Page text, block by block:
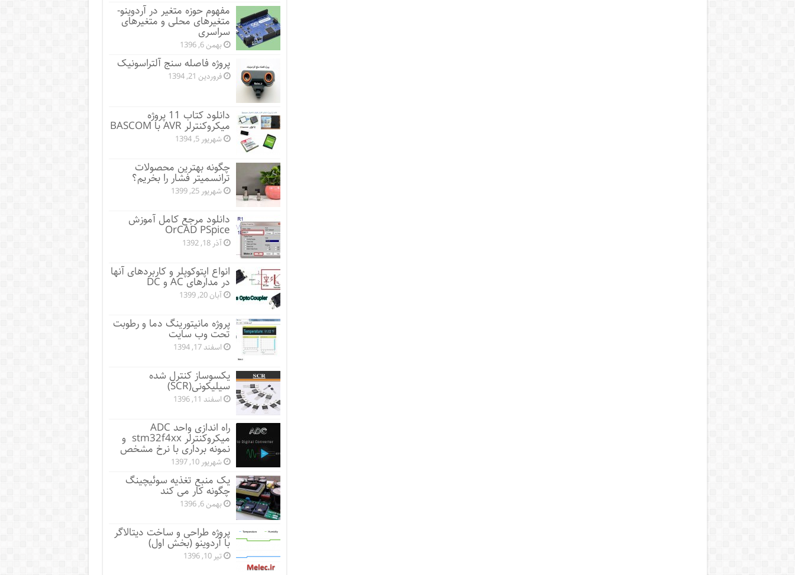
مفهوم حوزه متغیر در آردوینو-
متغیرهای محلی و متغیرهای
سراسری
بهمن 6, 1396
پروژه فاصله سنج آلتراسونیک
فروردین 21, 1394
دانلود کتاب 11 پروژه
میکروکنترلر AVR با BASCOM
شهریور 5, 1394
چگونه بهترین محصولات
ترانسمیتر فشار را بخریم؟
شهریور 25, 1399
دانلود مرجع کامل آموزش
OrCAD PSpice
آذر 18, 1392
انواع اپتوکوپلر و کاربردهای آنها
در مدارهای AC و DC
آبان 20, 1399
پروژه مانيتورينگ دما و رطوبت
تحت وب سایت
اسفند 17, 1394
یکسوساز کنترل شده
سیلیکونی(SCR)
اسفند 11, 1396
راه اندازی واحد ADC
میکروکنترلر stm32f4xx و
نمونه برداری با نرخ مشخص
شهریور 10, 1397
یک منبع تغذیه سوئیچینگ
چگونه کار می کند
بهمن 6, 1396
پروژه طراحی و ساخت دیتالاگر
با آردوینو (بخش اول)
تیر 10, 1396